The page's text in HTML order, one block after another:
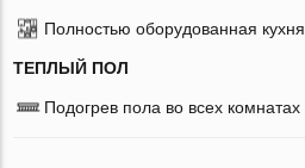
Полностью оборудованная кухня
ТЕПЛЫЙ ПОЛ
Подогрев пола во всех комнатах